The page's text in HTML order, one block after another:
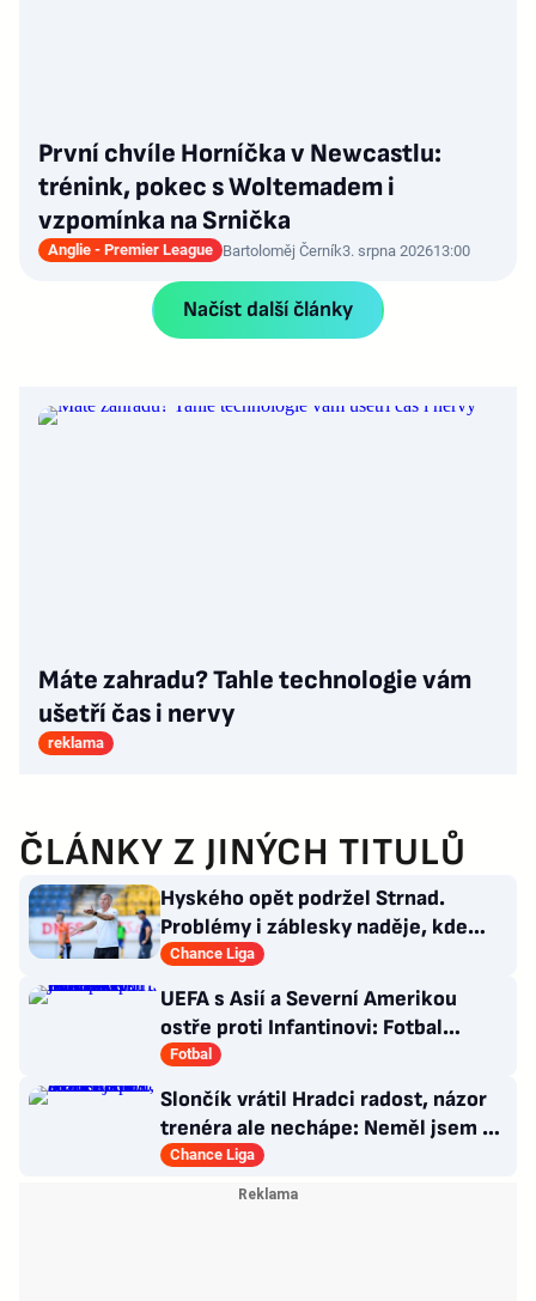
První chvíle Horníčka v Newcastlu:
trénink, pokec s Woltemadem i
vzpomínka na Srnička
Anglie - Premier League Bartoloměj Černík3. srpna 202613:00
Načíst další články
Máte zahradu? Tahle technologie vám
ušetří čas i nervy
reklama
ČLÁNKY Z JINÝCH TITULŮ
Hyského opět podržel Strnad.
Problémy i záblesky naděje, kde
hledat pozitiva?
Chance Liga
UEFA s Asií a Severní Amerikou
ostře proti Infantinovi: Fotbal
nepatří žádnému jednotlivci
Fotbal
Slončík vrátil Hradci radost, názor
trenéra ale nechápe: Neměl jsem o
sebe strach
Chance Liga